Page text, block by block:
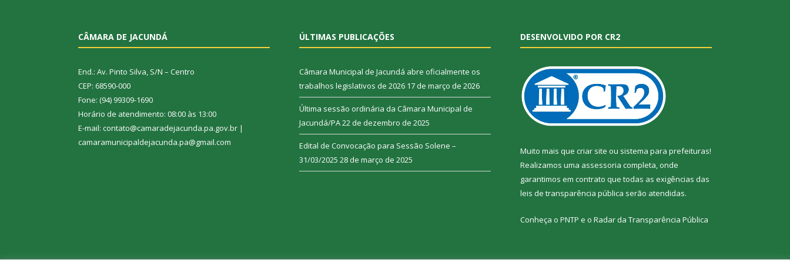
CÂMARA DE JACUNDÁ
End.: Av. Pinto Silva, S/N – Centro
CEP: 68590-000
Fone: (94) 99309-1690
Horário de atendimento: 08:00 às 13:00
E-mail: contato@camaradejacunda.pa.gov.br |
camaramunicipaldejacunda.pa@gmail.com
ÚLTIMAS PUBLICAÇÕES
Câmara Municipal de Jacundá abre oficialmente os
trabalhos legislativos de 2026 17 de março de 2026
Última sessão ordinária da Câmara Municipal de
Jacundá/PA22 de dezembro de 2025
Edital de Convocação para Sessão Solene –
31/03/2025 28 de março de 2025
DESENVOLVIDO POR CR2
Muito mais que criar site ou sistema para prefeituras!
Realizamos uma assessoria completa, onde
garantimos em contrato que todas as exigências das
leis de transparência pública serão atendidas.
Conheça o PNTP e o Radar da Transparência Pública